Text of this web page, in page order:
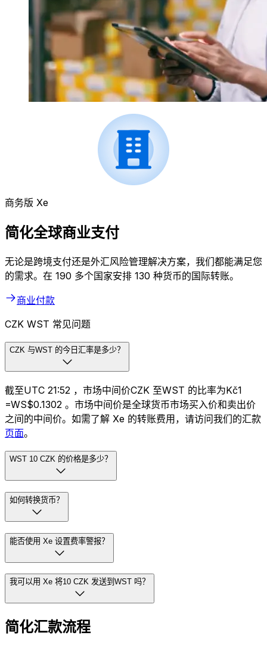
商务版 Xe
简化全球商业支付
无论是跨境支付还是外汇风险管理解决方案，我们都能满足您
的需求。在 190 多个国家安排 130 种货币的国际转账。
商业付款
CZK WST 常见问题
CZK 与WST 的今日汇率是多少？
截至UTC 21:52 ，市场中间价CZK 至WST 的比率为Kč1
=WS$0.1302 。市场中间价是全球货币市场买入价和卖出价
之间的中间价。如需了解 Xe 的转账费用，请访问我们的汇款
页面。
WST 10 CZK 的价格是多少？
如何转换货币？
能否使用 Xe 设置费率警报？
我可以用 Xe 将10 CZK 发送到WST 吗？
简化汇款流程